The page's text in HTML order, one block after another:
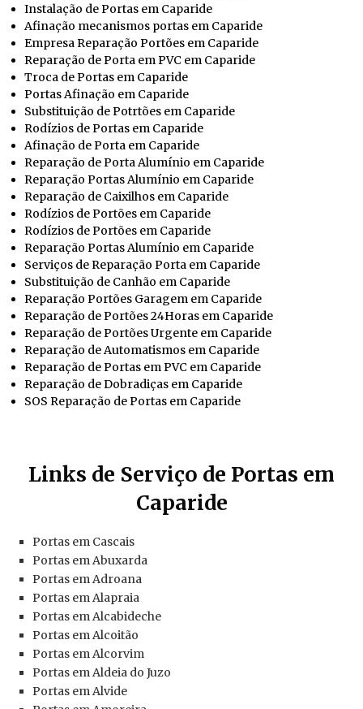
Instalação de Portas em Caparide
Afinação mecanismos portas em Caparide
Empresa Reparação Portões em Caparide
Reparação de Porta em PVC em Caparide
Troca de Portas em Caparide
Portas Afinação em Caparide
Substituição de Potrtões em Caparide
Rodízios de Portas em Caparide
Afinação de Porta em Caparide
Reparação de Porta Alumínio em Caparide
Reparação Portas Alumínio em Caparide
Reparação de Caixilhos em Caparide
Rodízios de Portões em Caparide
Rodízios de Portões em Caparide
Reparação Portas Alumínio em Caparide
Serviços de Reparação Porta em Caparide
Substituição de Canhão em Caparide
Reparação Portões Garagem em Caparide
Reparação de Portões 24Horas em Caparide
Reparação de Portões Urgente em Caparide
Reparação de Automatismos em Caparide
Reparação de Portas em PVC em Caparide
Reparação de Dobradiças em Caparide
SOS Reparação de Portas em Caparide
Links de Serviço de Portas em
Caparide
Portas em Cascais
Portas em Abuxarda
Portas em Adroana
Portas em Alapraia
Portas em Alcabideche
Portas em Alcoitão
Portas em Alcorvim
Portas em Aldeia do Juzo
Portas em Alvide